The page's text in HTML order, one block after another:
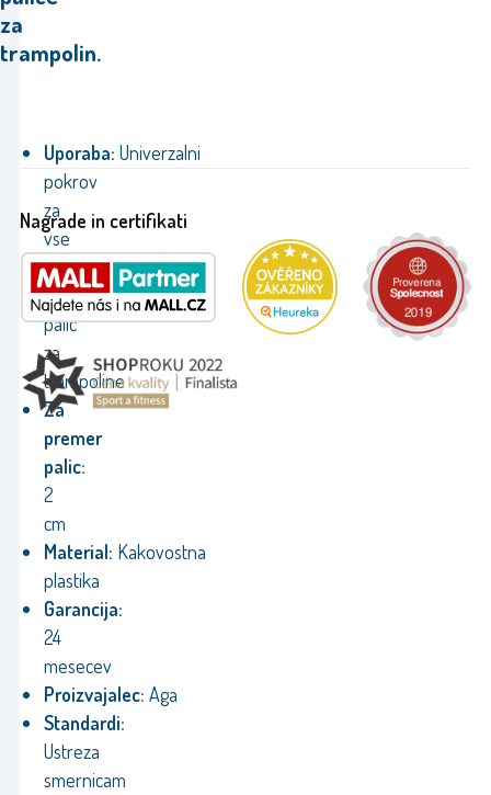
za
trampolin.
Uporaba: Univerzalni
pokrov
za
vse
velikosti
stojnih
palic
za
trampoline
Za
premer
palic:
2
cm
Material: Kakovostna
plastika
Garancija:
24
mesecev
Proizvajalec: Aga
Standardi:
Ustreza
smernicam
Nagrade in certifikati